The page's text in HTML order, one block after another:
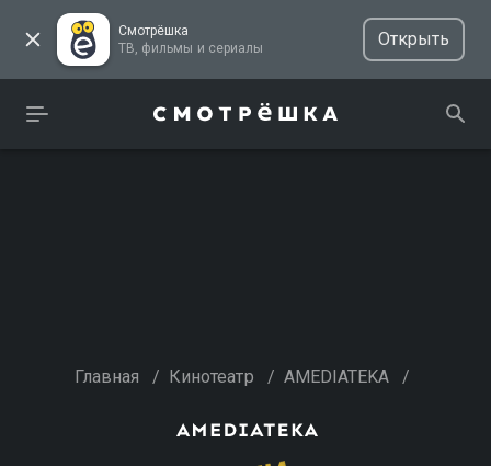
Смотрёшка
ТВ, фильмы и сериалы
Открыть
Главная / Кинотеатр / AMEDIATEKA /